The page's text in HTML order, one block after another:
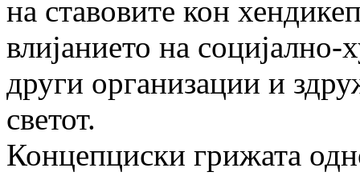
на ставовите кон
влијанието на
други организации и
светот.
Концепциски грижата